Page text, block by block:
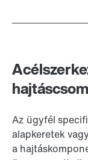
Az ügyfél
alapkeretek
a